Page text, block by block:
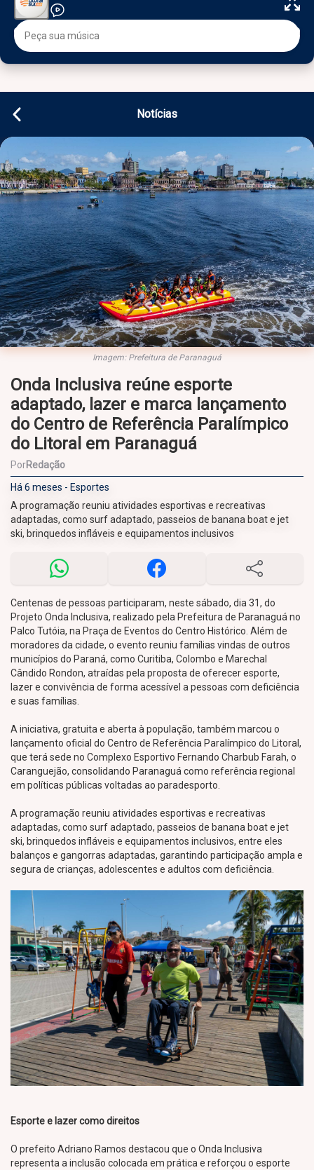
Notícias
Imagem: Prefeitura de Paranaguá
Onda Inclusiva reúne esporte
adaptado, lazer e marca lançamento
do Centro de Referência Paralímpico
do Litoral em Paranaguá
PorRedação
Há 6 meses - Esportes
A programação reuniu atividades esportivas e recreativas
adaptadas, como surf adaptado, passeios de banana boat e jet
ski, brinquedos infláveis e equipamentos inclusivos
Centenas de pessoas participaram, neste sábado, dia 31, do
Projeto Onda Inclusiva, realizado pela Prefeitura de Paranaguá no
Palco Tutóia, na Praça de Eventos do Centro Histórico. Além de
moradores da cidade, o evento reuniu famílias vindas de outros
municípios do Paraná, como Curitiba, Colombo e Marechal
Cândido Rondon, atraídas pela proposta de oferecer esporte,
lazer e convivência de forma acessível a pessoas com deficiência
e suas famílias.
A iniciativa, gratuita e aberta à população, também marcou o
lançamento oficial do Centro de Referência Paralímpico do Litoral,
que terá sede no Complexo Esportivo Fernando Charbub Farah, o
Caranguejão, consolidando Paranaguá como referência regional
em políticas públicas voltadas ao paradesporto.
A programação reuniu atividades esportivas e recreativas
adaptadas, como surf adaptado, passeios de banana boat e jet
ski, brinquedos infláveis e equipamentos inclusivos, entre eles
balanços e gangorras adaptadas, garantindo participação ampla e
segura de crianças, adolescentes e adultos com deficiência.
Esporte e lazer como direitos
O prefeito Adriano Ramos destacou que o Onda Inclusiva
representa a inclusão colocada em prática e reforçou o esporte